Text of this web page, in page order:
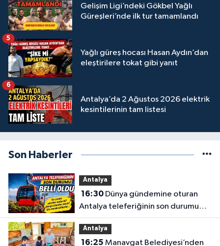
Gelişim Ligi’ndeki Gökbel Yağlı
Güreşleri’nde ilk tur tamamlandı
Yağlı güreş hocası Hasan Aydın’dan
eleştirilere tokat gibi yanıt
5
Antalya’da 2 Ağustos 2026 elektrik
kesintilerinin tam listesi
6
Son Haberler
Antalya
16:30Dünya gündemine oturan
Antalya teleferiğinin son durumu
belli oldu
Antalya
16:25